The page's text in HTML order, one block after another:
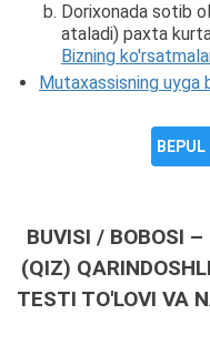
Dorixonada sotib
ataladi) paxta
Bizning
Mutaxassisning uyga
BUVISI / BOBOSI
(QIZ)
TESTI TO'LOVI VA